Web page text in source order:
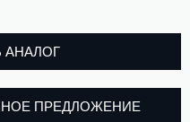
АНАЛОГ
ПРЕДЛОЖЕНИЕ